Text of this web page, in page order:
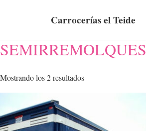
Carrocerías el Teide
SEMIRREMOLQUES
Mostrando los 2 resultados